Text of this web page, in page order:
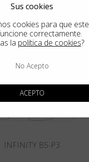
INFINITY B5-P3
Sus cookies
cookies para que este
correctamente.
la política de cookies?
No Acepto
ACEPTO